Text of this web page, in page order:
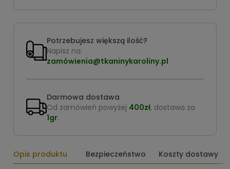
Potrzebujesz większą ilość?
Napisz na:
zamówienia@tkaninykaroliny.pl
Darmowa dostawa
Od zamówień powyżej 400zł, dostawa za
1gr.
Opis produktu Bezpieczeństwo Koszty dostawy